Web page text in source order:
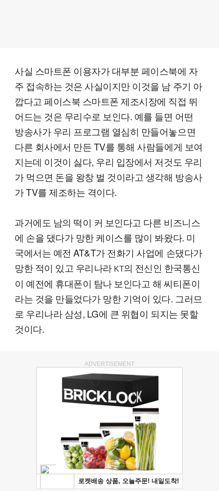
사실 스마트폰 이용자가 대부분 페이스북에 자
주 접속하는 것은 사실이지만 이것을 남 주기 아
깝다고 페이스북 스마트폰 제조시장에 직접 뛰
어드는 것은 무리수로 보인다. 예를 들면 어떤
방송사가 우리 프로그램 열심히 만들어놓으면
다른 회사에서 만든 TV를 통해 사람들에게 보여
지는데 이것이 싫다, 우리 입장에서 저것도 우리
가 먹으면 돈을 왕창 벌 것이라고 생각해 방송사
가 TV를 제조하는 격이다.
과거에도 남의 떡이 커 보인다고 다른 비즈니스
에 손을 댔다가 망한 케이스를 많이 봐왔다. 미
국에서는 예전 AT&T가 전화기 사업에 손댔다가
망한 적이 있고 우리나라 KT의 전신인 한국통신
이 예전에 휴대폰이 탐나 보인다고 해 씨티폰이
라는 것을 만들었다가 망한 기억이 있다. 그러므
로 우리나라 삼성, LG에 큰 위협이 되지는 못할
것이다.
ADVERTISEMENT